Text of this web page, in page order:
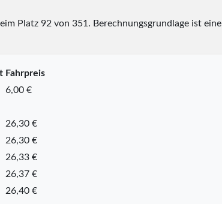
Platz 92 von 351 . Berechnungsgrundlage ist eine
Fahrpreis
6,00 €
26,30 €
26,30 €
26,33 €
26,37 €
26,40 €